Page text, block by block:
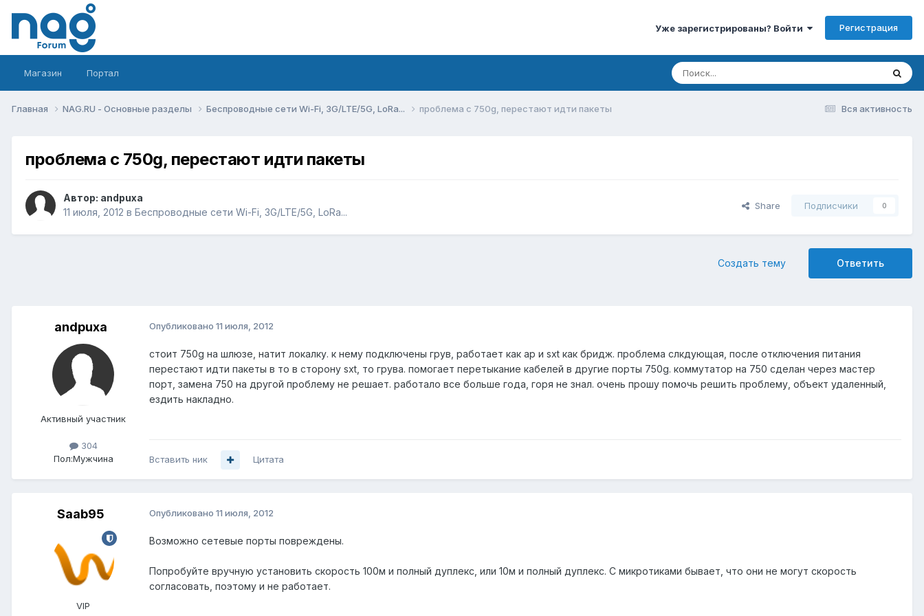
Уже зарегистрированы? Войти Регистрация
Магазин Портал
Вся активность
Главная NAG.RU - Основные разделы Беспроводные сети Wi-Fi, 3G/LTE/5G, LoRa... проблема с 750g, перестают идти пакеты
проблема с 750g, перестают идти пакеты
Автор: andpuxa
11 июля, 2012 в Беспроводные сети Wi-Fi, 3G/LTE/5G, LoRa...
Share Подписчики 0
Ответить
Создать тему
andpuxa
Активный участник
304
Пол:Мужчина
Опубликовано 11 июля, 2012
стоит 750g на шлюзе, натит локалку. к нему подключены грув, работает как ap и sxt как бридж. проблема слкдующая, после отключения питания
перестают идти пакеты в то в сторону sxt, то грува. помогает перетыкание кабелей в другие порты 750g. коммутатор на 750 сделан через мастер
порт, замена 750 на другой проблему не решает. работало все больше года, горя не знал. очень прошу помочь решить проблему, объект удаленный,
ездить накладно.
Вставить ник Цитата
Saab95
VIP
Опубликовано 11 июля, 2012
Возможно сетевые порты повреждены.
Попробуйте вручную установить скорость 100м и полный дуплекс, или 10м и полный дуплекс. С микротиками бывает, что они не могут скорость
согласовать, поэтому и не работает.